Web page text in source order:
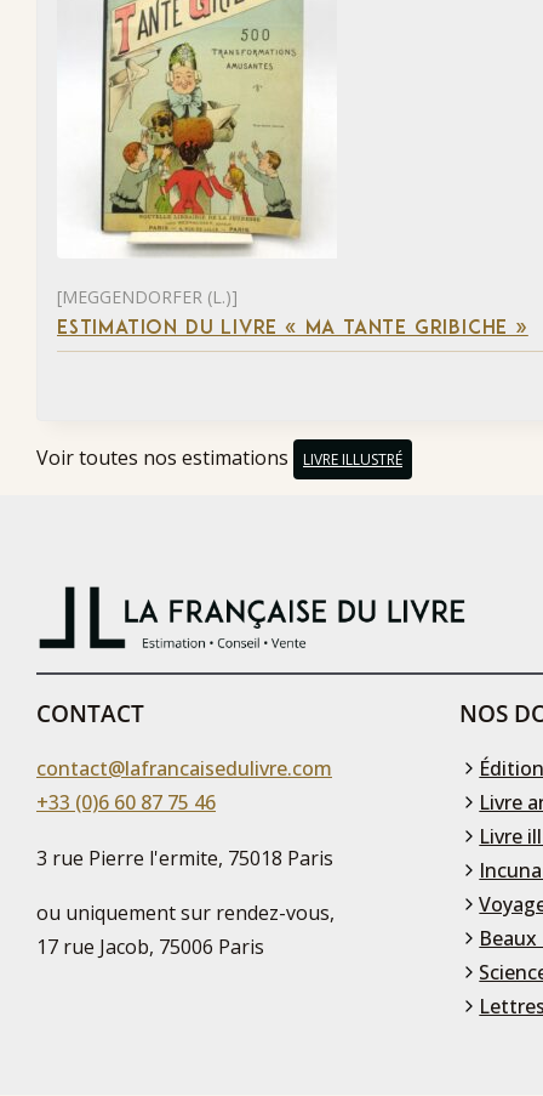
[MEGGENDORFER (L.)]
ESTIMATION DU LIVRE « MA TANTE GRIBICHE »
Voir toutes nos estimations LIVRE ILLUSTRÉ
CONTACT
contact@lafrancaisedulivre.com
+33 (0)6 60 87 75 46
3 rue Pierre l'ermite, 75018 Paris
ou uniquement sur rendez-vous,
17 rue Jacob, 75006 Paris
NOS
Livre
Livre